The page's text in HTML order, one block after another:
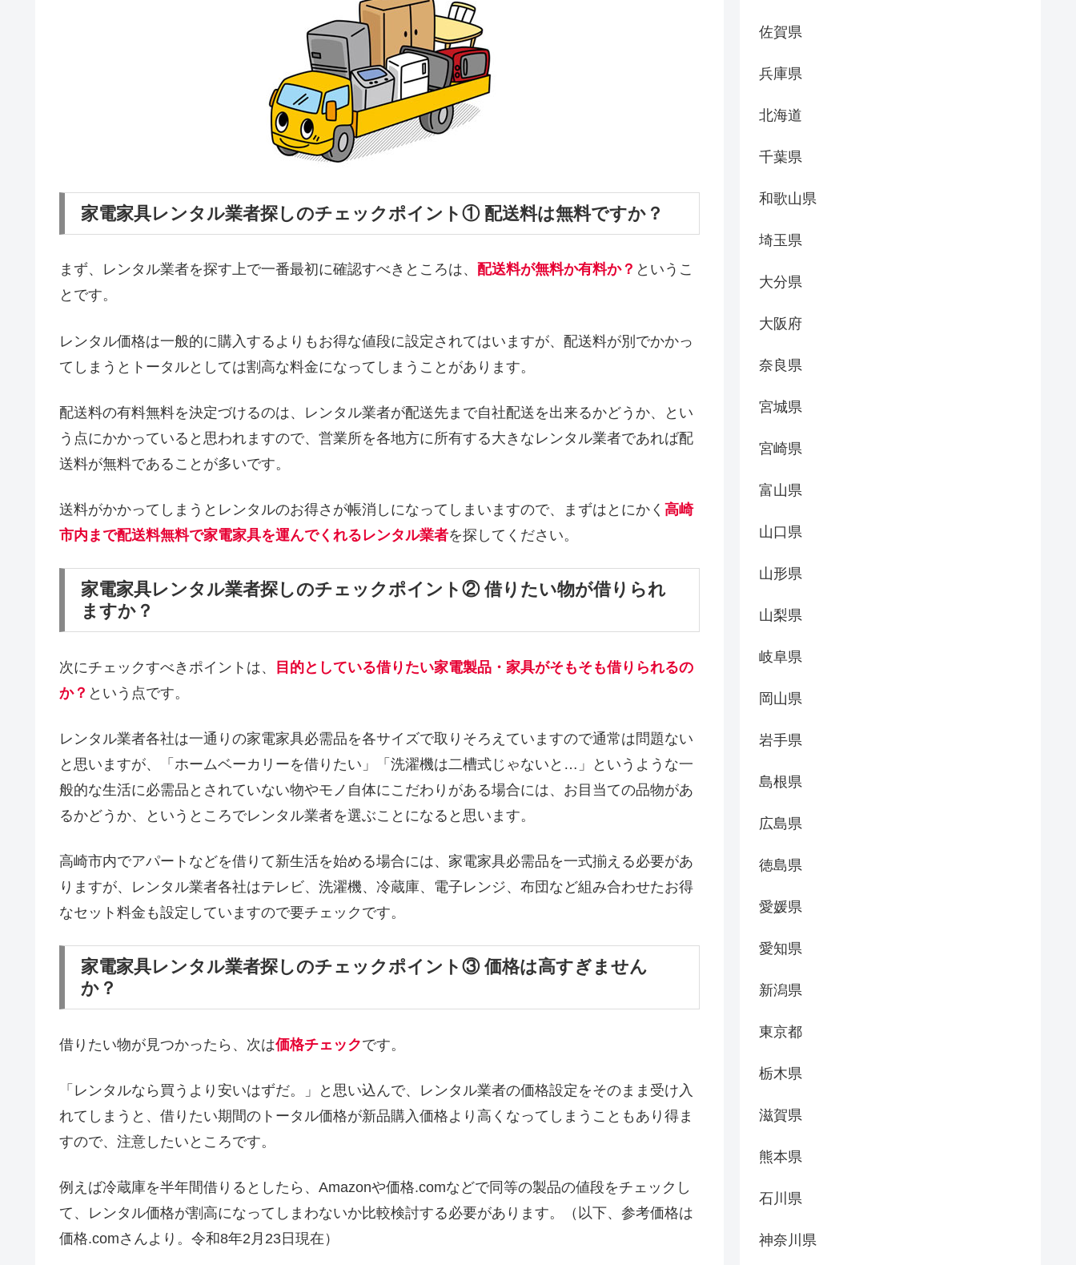
家電家具レンタル業者探しのチェックポイント① 配送料は無料ですか？
まず、レンタル業者を探す上で一番最初に確認すべきところは、 配送料が無料か有料か？ というこ
とです。
レンタル価格は一般的に購入するよりもお得な値段に設定されてはいますが、配送料が別でかかっ
てしまうとトータルとしては割高な料金になってしまうことがあります。
配送料の有料無料を決定づけるのは、レンタル業者が配送先まで自社配送を出来るかどうか、とい
う点にかかっていると思われますので、営業所を各地方に所有する大きなレンタル業者であれば配
送料が無料であることが多いです。
送料がかかってしまうとレンタルのお得さが帳消しになってしまいますので、まずはとにかく 高崎
市内まで配送料無料で家電家具を運んでくれるレンタル業者を探してください。
家電家具レンタル業者探しのチェックポイント② 借りたい物が借りられ
ますか？
次にチェックすべきポイントは、
目的としている借りたい家電製品・家具がそもそも借りられるの
か？ という点です。
レンタル業者各社は一通りの家電家具必需品を各サイズで取りそろえていますので通常は問題ない
と思いますが、「ホームベーカリーを借りたい」「洗濯機は二槽式じゃないと…」というような一
般的な生活に必需品とされていない物やモノ自体にこだわりがある場合には、お目当ての品物があ
るかどうか、というところでレンタル業者を選ぶことになると思います。
高崎市内でアパートなどを借りて新生活を始める場合には、家電家具必需品を一式揃える必要があ
りますが、レンタル業者各社はテレビ、洗濯機、冷蔵庫、電子レンジ、布団など組み合わせたお得
なセット料金も設定していますので要チェックです。
家電家具レンタル業者探しのチェックポイント③ 価格は高すぎません
か？
借りたい物が見つかったら、次は価格チェックです。
「レンタルなら買うより安いはずだ。」と思い込んで、レンタル業者の価格設定をそのまま受け入
れてしまうと、借りたい期間のトータル価格が新品購入価格より高くなってしまうこともあり得ま
すので、注意したいところです。
例えば冷蔵庫を半年間借りるとしたら、Amazonや価格.comなどで同等の製品の値段をチェックし
て、レンタル価格が割高になってしまわないか比較検討する必要があります。（以下、参考価格は
価格.comさんより。令和8年2月23日現在）
佐賀県
兵庫県
北海道
千葉県
和歌山県
埼玉県
大分県
大阪府
奈良県
宮城県
宮崎県
富山県
山口県
山形県
山梨県
岐阜県
岡山県
岩手県
島根県
広島県
徳島県
愛媛県
愛知県
新潟県
東京都
栃木県
滋賀県
熊本県
石川県
神奈川県